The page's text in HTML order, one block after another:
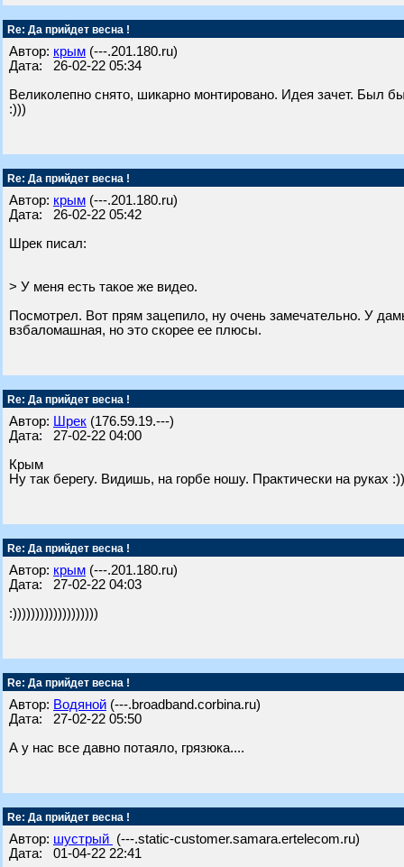
Re: Да прийдет весна !
Автор: крым (---.201.180.ru)
Дата: 26-02-22 05:34
Великолепно снято, шикарно монтировано. Идея зачет. Был
:)))
Re: Да прийдет весна !
Автор: крым (---.201.180.ru)
Дата: 26-02-22 05:42
Шрек писал:
> У меня есть такое же видео.
Посмотрел. Вот прям зацепило, ну очень замечательно. У
взбаломашная, но это скорее ее плюсы.
Re: Да прийдет весна !
Автор: Шрек (176.59.19.---)
Дата: 27-02-22 04:00
Крым
Ну так берегу. Видишь, на горбе ношу. Практически на руках :))
Re: Да прийдет весна !
Автор: крым (---.201.180.ru)
Дата: 27-02-22 04:03
:)))))))))))))))))))
Re: Да прийдет весна !
Автор: Водяной (---.broadband.corbina.ru)
Дата: 27-02-22 05:50
А у нас все давно потаяло, грязюка....
Re: Да прийдет весна !
Автор: шустрый (---.static-customer.samara.ertelecom.ru)
Дата: 01-04-22 22:41